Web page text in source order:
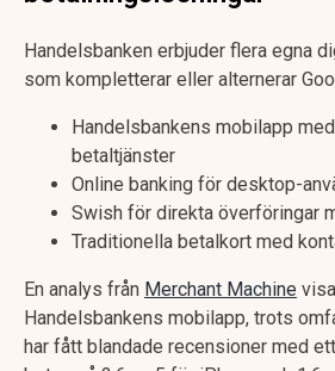
Handelsbanken erbjuder flera egna
som kompletterar eller alternerar
Handelsbankens mobilapp
betaltjänster
Online banking för desktop-
Swish för direkta överföringar
Traditionella betalkort med
En analys från Merchant Machine
Handelsbankens mobilapp, trots
har fått blandade recensioner med